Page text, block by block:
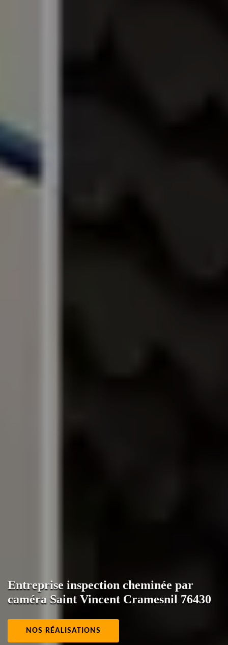
Entreprise inspection cheminée par
caméra Saint Vincent Cramesnil 76430
NOS RÉALISATIONS